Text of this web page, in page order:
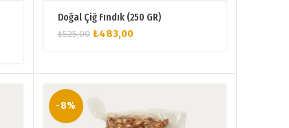
Doğal Çiğ Fındık (250 GR)
₺525,00 Orijinal
₺483,00Şu
₺483,00.
-8%